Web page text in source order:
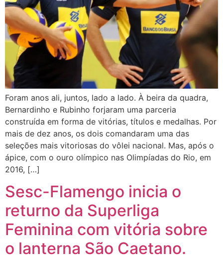
Foram anos ali, juntos, lado a lado. À beira da quadra,
Bernardinho e Rubinho forjaram uma parceria
construída em forma de vitórias, títulos e medalhas. Por
mais de dez anos, os dois comandaram uma das
seleções mais vitoriosas do vôlei nacional. Mas, após o
ápice, com o ouro olímpico nas Olimpíadas do Rio, em
2016, […]
Sesc-Flamengo inicia o
returno da Superliga
Feminina com vitória sobre
o lanterna São Caetano.